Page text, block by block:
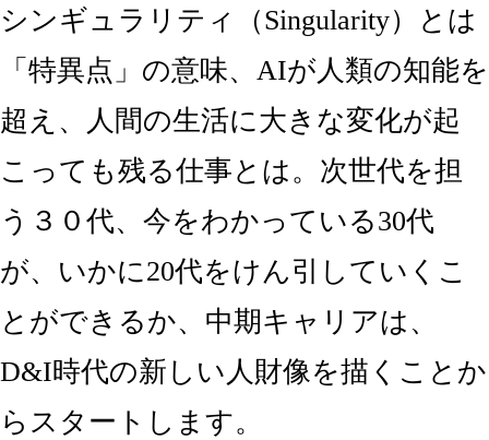
シンギュラリティ（Singularity）とは
「特異点」の意味、AIが人類の知能を
超え、人間の生活に大きな変化が起
こっても残る仕事とは。次世代を担
う３０代、今をわかっている30代
が、いかに20代をけん引していくこ
とができるか、中期キャリアは、
D&I時代の新しい人財像を描くことか
らスタートします。